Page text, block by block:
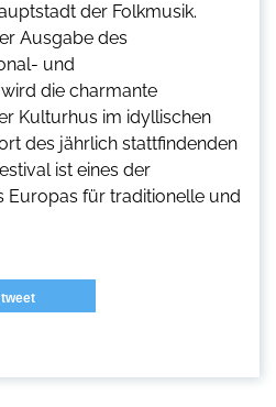
der Folkmusik.
Ausgabe des
und
die charmante
Kulturhus im idyllischen
des jährlich stattfindenden
ist eines der
Europas für traditionelle und
tweet